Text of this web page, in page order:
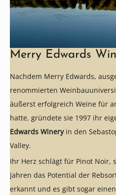
Merry Edwards
Nachdem Merry Edwards,
renommierten
äußerst erfolgreich Weine für
hatte, gründete sie 1997 ihr
Edwards Winery in den
Valley.
Ihr Herz schlägt für Pinot Noir,
Jahren das Potential der
erkannt und es gibt sogar